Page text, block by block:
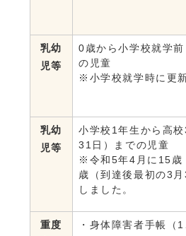
乳幼
児等
0歳から小学校就学
の児童
※小学校就学時に更
乳幼
児等
小学校1年生から高
31日）までの児童
※令和5年4月に15歳
歳（到達後最初の3
しました。
重度
・身体障害者手帳（